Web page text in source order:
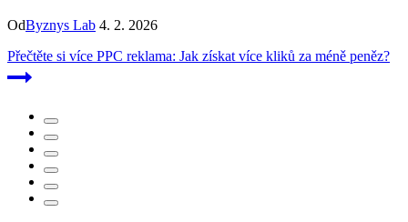
OdByznys Lab 4. 2. 2026
Přečtěte si více PPC reklama: Jak získat více kliků za méně peněz?